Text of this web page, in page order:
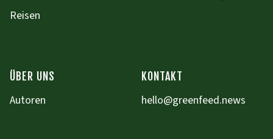
Reisen
ÜBER UNS
Autoren
KONTAKT
hello@greenfeed.news